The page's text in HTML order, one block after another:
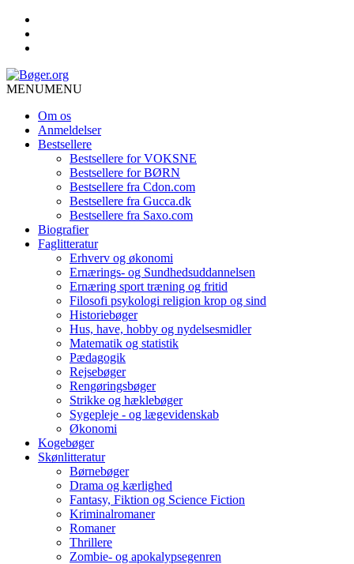
MENUMENU
Om os
Anmeldelser
Bestsellere
Bestsellere for VOKSNE
Bestsellere for BØRN
Bestsellere fra Cdon.com
Bestsellere fra Gucca.dk
Bestsellere fra Saxo.com
Biografier
Faglitteratur
Erhverv og økonomi
Ernærings- og Sundhedsuddannelsen
Ernæring sport træning og fritid
Filosofi psykologi religion krop og sind
Historiebøger
Hus, have, hobby og nydelsesmidler
Matematik og statistik
Pædagogik
Rejsebøger
Rengøringsbøger
Strikke og hæklebøger
Sygepleje - og lægevidenskab
Økonomi
Kogebøger
Skønlitteratur
Børnebøger
Drama og kærlighed
Fantasy, Fiktion og Science Fiction
Kriminalromaner
Romaner
Thrillere
Zombie- og apokalypsegenren